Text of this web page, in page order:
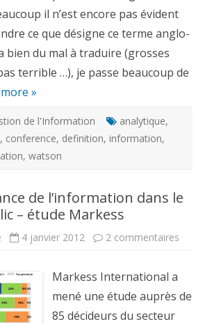
il n’est encore pas évident
ce que désigne ce terme anglo-
bien du mal à traduire (grosses
terrible …), je passe beaucoup de
»
de l'Information analytique,
, conference, definition, information,
, watson
de l’information dans le
– étude Markess
4 janvier 2012 2 commentaires
le
secteur
Markess International a
mené une étude auprès de
85 décideurs du secteur